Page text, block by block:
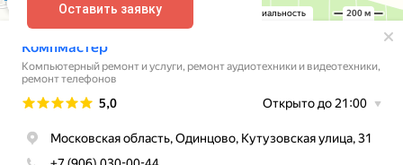
Оставить заявку